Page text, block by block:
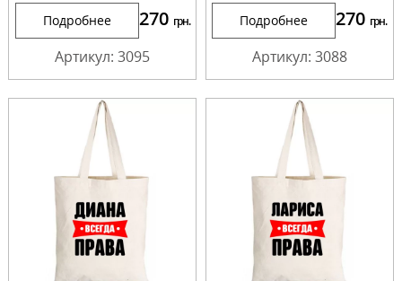
Подробнее 270 грн.
Артикул: 3095
Подробнее 270 грн.
Артикул: 3088